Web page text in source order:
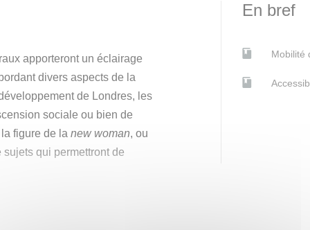
apporteront un éclairage
divers aspects de la
de Londres, les
sociale ou bien de
figure de la new woman, ou
qui permettront de
En bref
Mobilité